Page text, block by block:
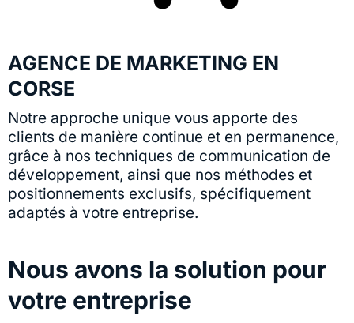
AGENCE DE MARKETING EN
CORSE
Notre approche unique vous apporte des
clients de manière continue et en permanence,
grâce à nos techniques de communication de
développement, ainsi que nos méthodes et
positionnements exclusifs, spécifiquement
adaptés à votre entreprise.
Nous avons la solution pour
votre entreprise